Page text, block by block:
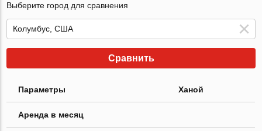
Выберите город для сравнения
Сравнить
Параметры Ханой
Аренда в месяц